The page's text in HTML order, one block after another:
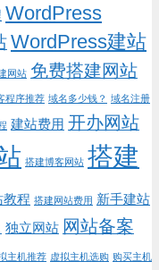
WordPress
WordPress建站
网站 免费搭建网站
程序推荐 域名多少钱？ 域名注册
建站费用 开办网站
搭建博客网站 搭建
教程 搭建网站费用 新手建站
独立网站 网站备案
主机推荐 虚拟主机选购 购买主机